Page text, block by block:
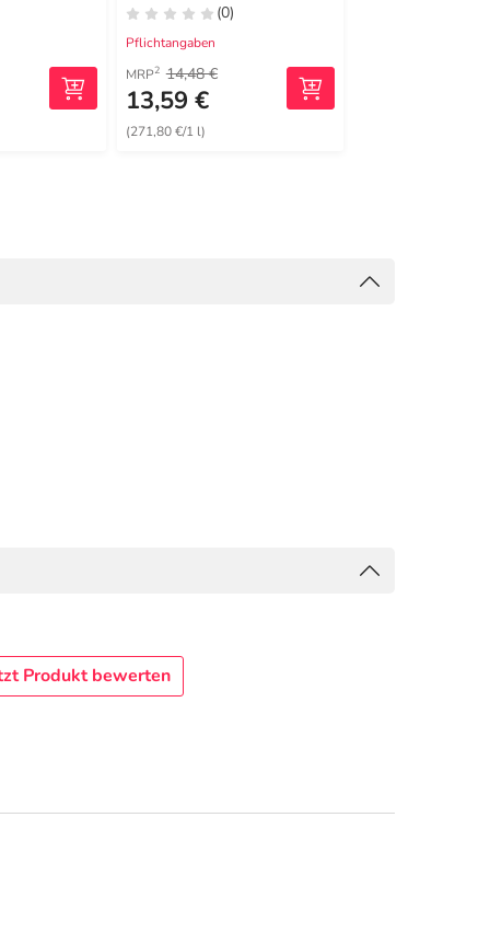
(0)
Pflichtangaben
MRP2 14,48 €
13,59 €
(271,80 €/1 l)
Produkt bewerten